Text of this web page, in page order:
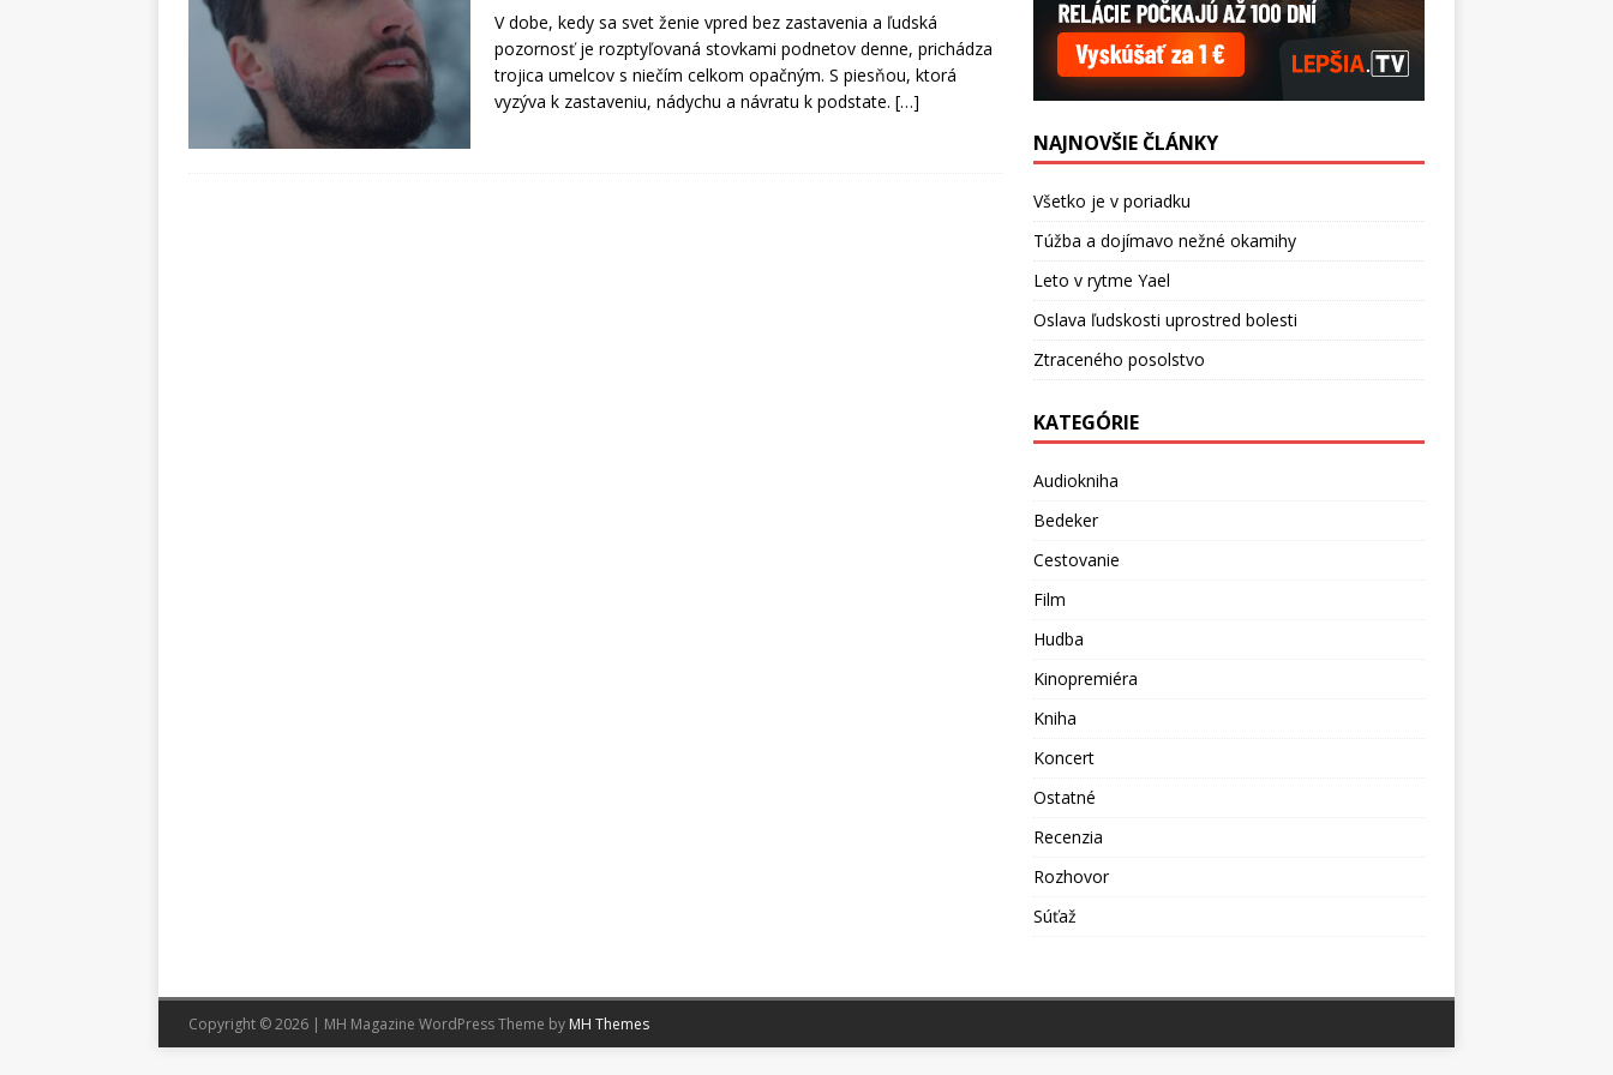
V dobe, kedy sa svet ženie vpred bez zastavenia a ľudská
pozornosť je rozptyľovaná stovkami podnetov denne, prichádza
trojica umelcov s niečím celkom opačným. S piesňou, ktorá
vyzýva k zastaveniu, nádychu a návratu k podstate. […]
NAJNOVŠIE ČLÁNKY
Všetko je v poriadku
Túžba a dojímavo nežné okamihy
Leto v rytme Yael
Oslava ľudskosti uprostred bolesti
Ztraceného posolstvo
KATEGÓRIE
Audiokniha
Bedeker
Cestovanie
Film
Hudba
Kinopremiéra
Kniha
Koncert
Ostatné
Recenzia
Rozhovor
Súťaž
Copyright © 2026 | MH Magazine WordPress Theme by MH Themes